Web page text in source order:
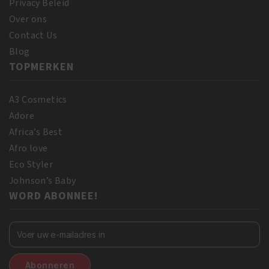
Privacy Beleid
Over ons
Contact Us
Blog
TOPMERKEN
A3 Cosmetics
Adore
Africa’s Best
Afro love
Eco Styler
Johnson’s Baby
WORD ABONNEE!